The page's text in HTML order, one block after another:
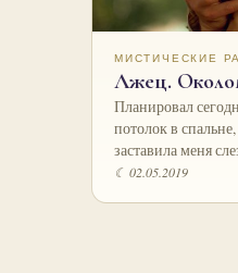
МИСТИЧЕСКИЕ
Лжец.
Планировал
потолок в
заставила меня
☾ 02.05.2019